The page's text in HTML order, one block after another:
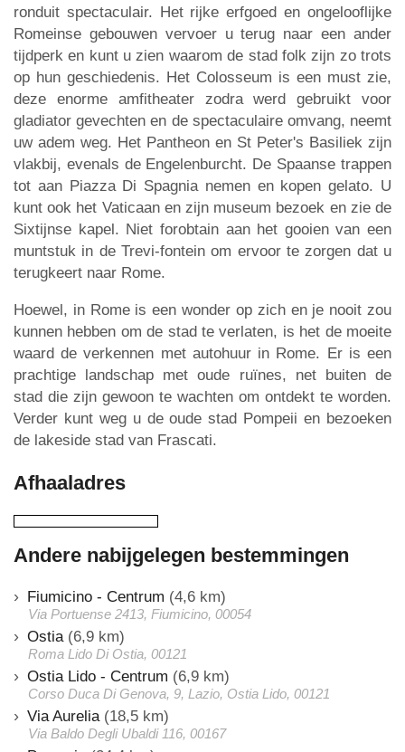
ronduit spectaculair. Het rijke erfgoed en ongelooflijke
Romeinse gebouwen vervoer u terug naar een ander
tijdperk en kunt u zien waarom de stad folk zijn zo trots
op hun geschiedenis. Het Colosseum is een must zie,
deze enorme amfitheater zodra werd gebruikt voor
gladiator gevechten en de spectaculaire omvang, neemt
uw adem weg. Het Pantheon en St Peter's Basiliek zijn
vlakbij, evenals de Engelenburcht. De Spaanse trappen
tot aan Piazza Di Spagnia nemen en kopen gelato. U
kunt ook het Vaticaan en zijn museum bezoek en zie de
Sixtijnse kapel. Niet forobtain aan het gooien van een
muntstuk in de Trevi-fontein om ervoor te zorgen dat u
terugkeert naar Rome.
Hoewel, in Rome is een wonder op zich en je nooit zou
kunnen hebben om de stad te verlaten, is het de moeite
waard de verkennen met autohuur in Rome. Er is een
prachtige landschap met oude ruïnes, net buiten de
stad die zijn gewoon te wachten om ontdekt te worden.
Verder kunt weg u de oude stad Pompeii en bezoeken
de lakeside stad van Frascati.
Afhaaladres
Andere nabijgelegen bestemmingen
Fiumicino - Centrum (4,6 km)
Via Portuense 2413, Fiumicino, 00054
Ostia (6,9 km)
Roma Lido Di Ostia, 00121
Ostia Lido - Centrum (6,9 km)
Corso Duca Di Genova, 9, Lazio, Ostia Lido, 00121
Via Aurelia (18,5 km)
Via Baldo Degli Ubaldi 116, 00167